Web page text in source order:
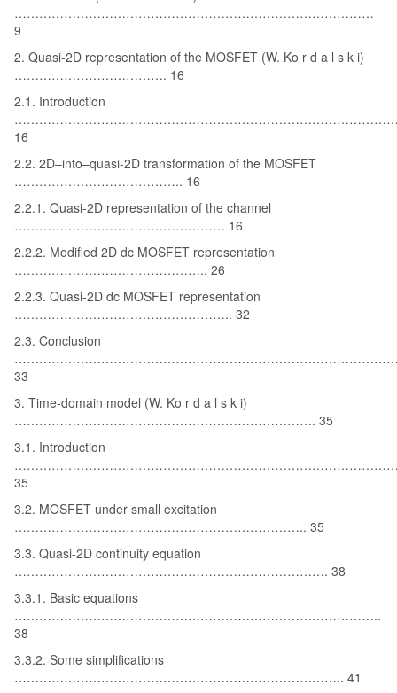
……………………………………………………………………………
9
2. Quasi-2D representation of the MOSFET (W. Ko r d a l s k i)
………………………………. 16
2.1. Introduction
16
2.2. 2D–into–quasi-2D transformation of the MOSFET
………………………………….. 16
2.2.1. Quasi-2D representation of the channel
…………………………………………… 16
2.2.2. Modified 2D dc MOSFET representation
……………………………………….. 26
2.2.3. Quasi-2D dc MOSFET representation
…………………………………………….. 32
2.3. Conclusion
33
3. Time-domain model (W. Ko r d a l s k i)
………………………………………………………………. 35
3.1. Introduction
35
3.2. MOSFET under small excitation
…………………………………………………………….. 35
3.3. Quasi-2D continuity equation
…………………………………………………………………. 38
3.3.1. Basic equations
……………………………………………………………………………..
38
3.3.2. Some simplifications
…………………………………………………………………….. 41